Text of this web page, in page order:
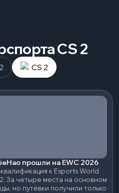
CS 2
CS 2
прошли на EWC 2026
к Esports World
За четыре места на основном
но путёвки получили только